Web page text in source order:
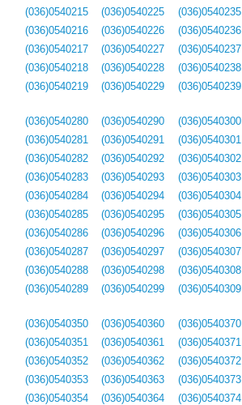
(036)0540215
(036)0540216
(036)0540217
(036)0540218
(036)0540219
(036)0540225
(036)0540226
(036)0540227
(036)0540228
(036)0540229
(036)0540235
(036)0540236
(036)0540237
(036)0540238
(036)0540239
(036)0540280
(036)0540281
(036)0540282
(036)0540283
(036)0540284
(036)0540285
(036)0540286
(036)0540287
(036)0540288
(036)0540289
(036)0540290
(036)0540291
(036)0540292
(036)0540293
(036)0540294
(036)0540295
(036)0540296
(036)0540297
(036)0540298
(036)0540299
(036)0540300
(036)0540301
(036)0540302
(036)0540303
(036)0540304
(036)0540305
(036)0540306
(036)0540307
(036)0540308
(036)0540309
(036)0540350
(036)0540351
(036)0540352
(036)0540353
(036)0540354
(036)0540360
(036)0540361
(036)0540362
(036)0540363
(036)0540364
(036)0540370
(036)0540371
(036)0540372
(036)0540373
(036)0540374